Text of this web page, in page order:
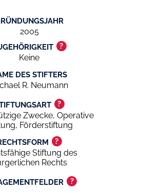
2005
?
Keine
DES STIFTERS
R. Neumann
?
Zwecke, Operative
Förderstiftung
?
Stiftung des
Rechts
?